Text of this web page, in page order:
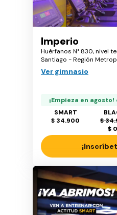
Imperio
Huérfanos N° 830, nivel
Santiago - Región
Ver gimnasio
¡Empieza en agosto!
SMART
$ 34.900
$
$ 0